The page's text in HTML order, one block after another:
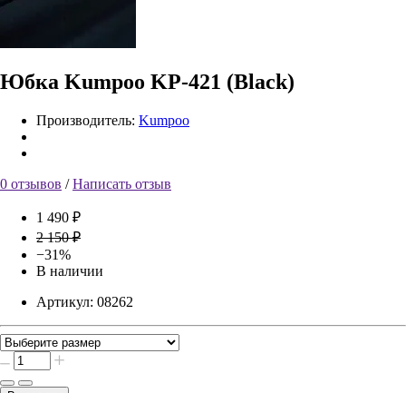
Юбка Kumpoo KP-421 (Black)
Производитель: Kumpoo
0 отзывов /Написать отзыв
1 490 ₽
2 150 ₽
−31%
В наличии
Артикул: 08262